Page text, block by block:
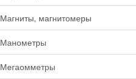
Магниты, магнитомеры
Манометры
Мегаомметры